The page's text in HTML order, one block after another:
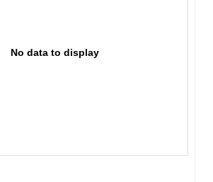
No data to display